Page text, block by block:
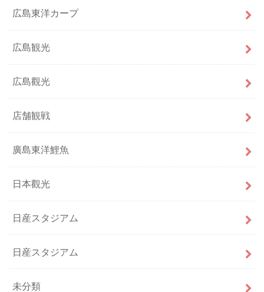
広島東洋カープ
広島観光
広島觀光
店舗観戦
廣島東洋鯉魚
日本觀光
日産スタジアム
日産スタジアム
未分類